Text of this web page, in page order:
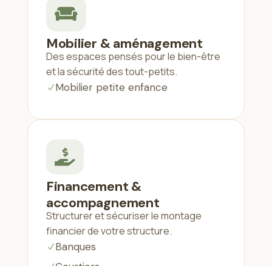

Mobilier & aménagement
Des espaces pensés pour le bien-être
et la sécurité des tout-petits.
N Mobilier petite enfance

Financement &
accompagnement
Structurer et sécuriser le montage
financier de votre structure.
N Banques